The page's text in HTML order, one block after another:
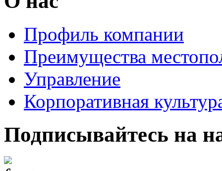
Профиль компании
Преимущества
Управление
Корпоративная
Подписывайтесь на